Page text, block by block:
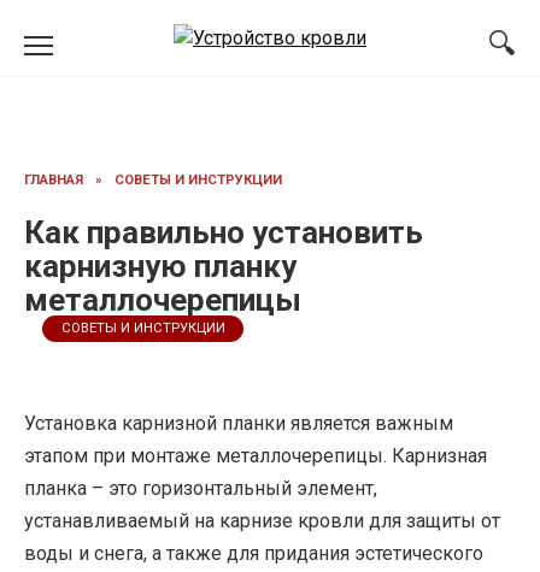
ГЛАВНАЯ » СОВЕТЫ И ИНСТРУКЦИИ
Как правильно установить
карнизную планку
металлочерепицы
СОВЕТЫ И ИНСТРУКЦИИ
Установка карнизной планки является важным
этапом при монтаже металлочерепицы. Карнизная
планка – это горизонтальный элемент,
устанавливаемый на карнизе кровли для защиты от
воды и снега, а также для придания эстетического